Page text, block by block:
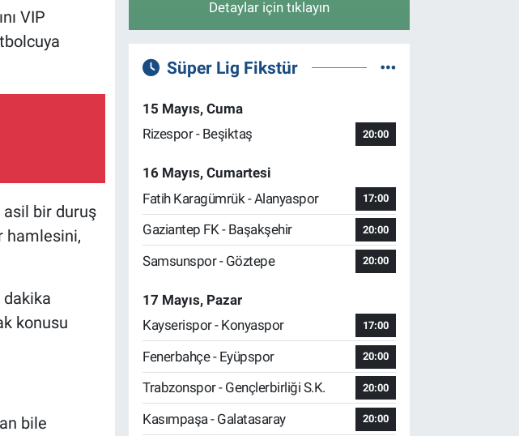
VIP
asil bir duruş
hamlesini,
dakika
konusu
bile
Detaylar için tıklayın
Süper Lig Fikstür
15 Mayıs, Cuma
Rizespor - Beşiktaş
20:00
16 Mayıs, Cumartesi
Fatih Karagümrük - Alanyaspor
17:00
Gaziantep FK - Başakşehir 20:00
Samsunspor - Göztepe 20:00
17 Mayıs, Pazar
Kayserispor - Konyaspor
17:00
Fenerbahçe - Eyüpspor 20:00
Trabzonspor - Gençlerbirliği S.K. 20:00
Kasımpaşa - Galatasaray 20:00